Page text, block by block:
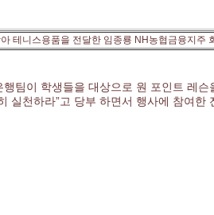
테니스용품을 전달한 임종룡 NH농협금융지주
팀이 학생들을 대상으로 원 포인트 레
실천하라”고 당부 하면서 행사에 참여한